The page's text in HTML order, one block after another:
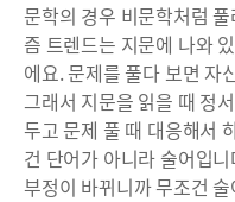
문학의 경우 비문학처럼
즘 트렌드는 지문에 나와
에요. 문제를 풀다 보면 자
그래서 지문을 읽을 때 정
두고 문제 풀 때 대응해서
건 단어가 아니라 술어입
부정이 바뀌니까 무조건